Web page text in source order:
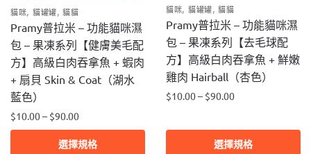
選
項
選
項
貓咪, 貓罐罐,貓貓
Pramy普拉米 – 功能貓咪濕
包 – 果凍系列【健膚美毛配
方】高級白肉吞拿魚 + 蝦肉
+ 扇貝 Skin & Coat（湖水
藍色）
$10.00– $90.00
選擇規格
貓咪 貓罐罐 ,貓貓
Pramy普拉米 – 功能貓咪濕
包 – 果凍系列【去毛球配
方】高級白肉吞拿魚 + 鮮嫩
雞肉 Hairball（杏色）
$10.00– $90.00
選擇規格
產